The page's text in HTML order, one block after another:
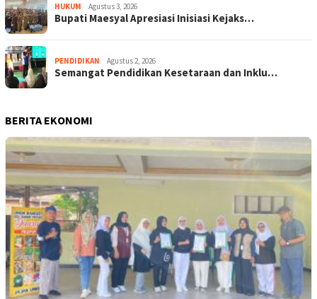
HUKUM Agustus 3, 2026
Bupati Maesyal Apresiasi Inisiasi Kejaks…
PENDIDIKAN Agustus 2, 2026
Semangat Pendidikan Kesetaraan dan Inklu…
BERITA EKONOMI